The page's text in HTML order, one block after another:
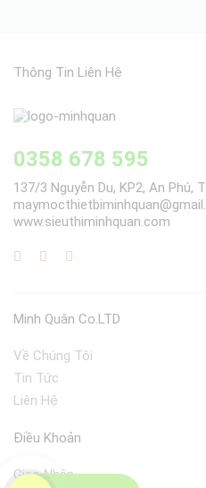
Thông Tin Liên Hệ
0358 678 595
137/3 Nguyễn Du, KP2, An Phú,
www.sieuthiminhquan.com
Minh Quân Co.LTD
Về Chúng Tôi
Tin Tức
Liên Hệ
Điều Khoản
Giao Nhận